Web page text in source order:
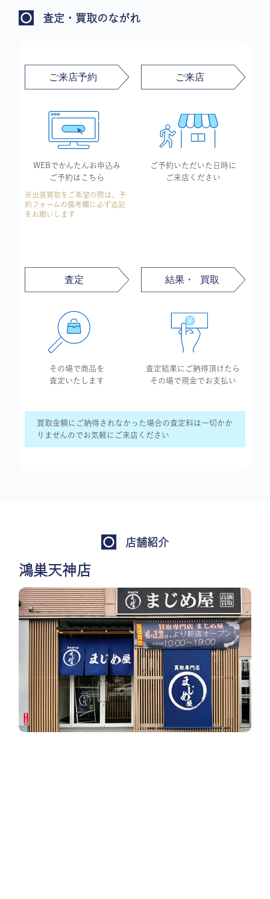
査定・買取のながれ
WEBでかんたんお申込み
ご予約はこちら
※出張買取をご希望の際は、予
約フォームの備考欄に必ず追記
をお願いします
ご予約いただいた 日時に
ご来店ください
その場で商品を
査定いたします
査定結果に ご納得頂けたら
その場で現金で お支払い
買取金額にご納得されなかった場合の査定料は一切かか
りませんのでお気軽にご来店ください
店舗紹介
鴻巣天神店